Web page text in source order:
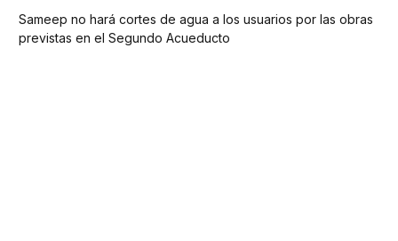
Sameep no hará cortes de agua a los usuarios por las obras
previstas en el Segundo Acueducto